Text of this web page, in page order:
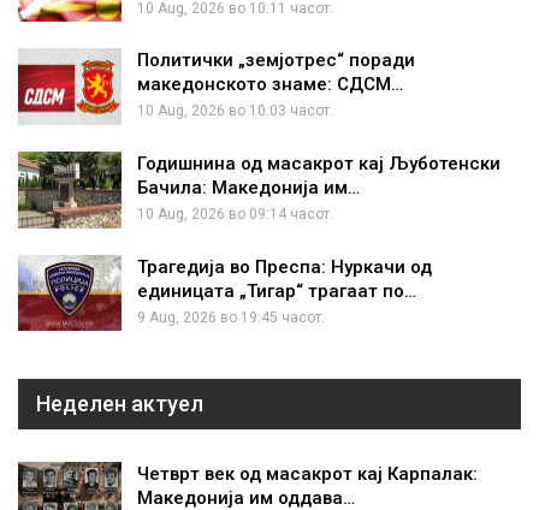
10 Aug, 2026 во 10:11 часот.
Политички „земјотрес“ поради
македонското знаме: СДСМ…
10 Aug, 2026 во 10:03 часот.
Годишнина од масакрот кај Љуботенски
Бачила: Македонија им…
10 Aug, 2026 во 09:14 часот.
Трагедија во Преспа: Нуркачи од
единицата „Тигар“ трагаат по…
9 Aug, 2026 во 19:45 часот.
Неделен актуел
Четврт век од масакрот кај Карпалак:
Македонија им оддава…